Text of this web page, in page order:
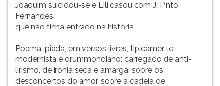
Joaquim suicidou-se e Lili casou com J. Pinto
Fernandes
que não tinha entrado na história.
Poema-piada, em versos livres, tipicamente
modernista e drummondiano: carregado de anti-
lirismo, de ironia seca e amarga, sobre os
desconcertos do amor, sobre a cadeia de